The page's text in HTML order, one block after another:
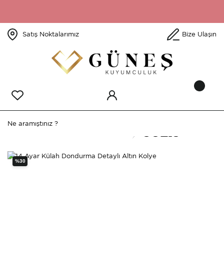
Satış Noktalarımız Bize Ulaşın
%30